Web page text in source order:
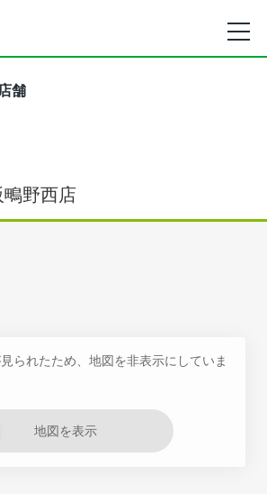
舗
野西店
られたため、地図を非表示にしていま
地図を表示